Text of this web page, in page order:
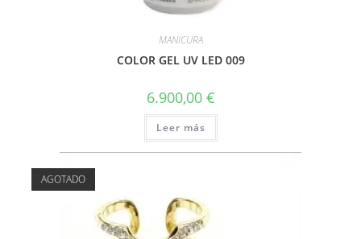
MANICURA
COLOR GEL UV LED 009
6.900,00 €
Leer más
AGOTADO